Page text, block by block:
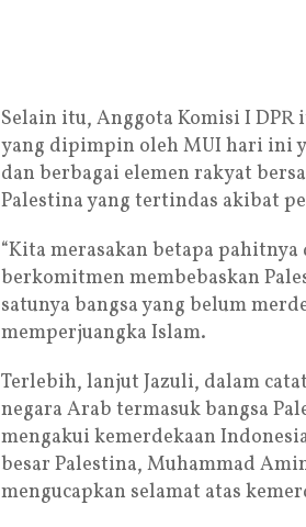
Selain itu, Anggota Komisi I DPR
yang dipimpin oleh MUI hari ini
dan berbagai elemen rakyat
Palestina yang tertindas akibat
“Kita merasakan betapa
berkomitmen membebaskan
satunya bangsa yang belum
memperjuangka Islam.
Terlebih, lanjut Jazuli, dalam
negara Arab termasuk bangsa
mengakui kemerdekaan
besar Palestina, Muhammad
mengucapkan selamat atas